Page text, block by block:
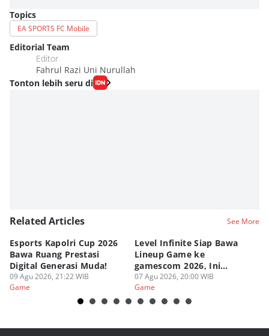
Topics
EA SPORTS FC Mobile
Editorial Team
Editor
Fahrul Razi Uni Nurullah
Tonton lebih seru di
Related Articles See More
Esports Kapolri Cup 2026
Bawa Ruang Prestasi
Digital Generasi Muda!
09 Agu 2026, 21:22 WIB
Game
Level Infinite Siap Bawa
Lineup Game ke
gamescom 2026, Ini
Judulnya!
07 Agu 2026, 20:00 WIB
Game